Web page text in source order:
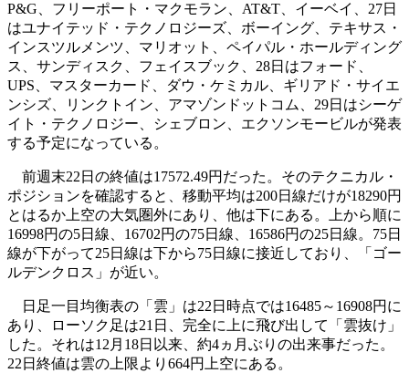
P&G、フリーポート・マクモラン、AT&T、イーベイ、27日
はユナイテッド・テクノロジーズ、ボーイング、テキサス・
インスツルメンツ、マリオット、ペイパル・ホールディング
ス、サンディスク、フェイスブック、28日はフォード、
UPS、マスターカード、ダウ・ケミカル、ギリアド・サイエ
ンシズ、リンクトイン、アマゾンドットコム、29日はシーゲ
イト・テクノロジー、シェブロン、エクソンモービルが発表
する予定になっている。
前週末22日の終値は17572.49円だった。そのテクニカル・
ポジションを確認すると、移動平均は200日線だけが18290円
とはるか上空の大気圏外にあり、他は下にある。上から順に
16998円の5日線、16702円の75日線、16586円の25日線。75日
線が下がって25日線は下から75日線に接近しており、「ゴー
ルデンクロス」が近い。
日足一目均衡表の「雲」は22日時点では16485～16908円に
あり、ローソク足は21日、完全に上に飛び出して「雲抜け」
した。それは12月18日以来、約4ヵ月ぶりの出来事だった。
22日終値は雲の上限より664円上空にある。